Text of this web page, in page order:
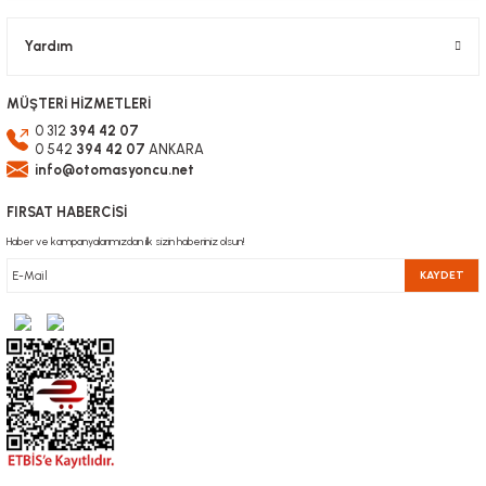
Yardım
MÜŞTERİ HİZMETLERİ
0 312 394 42 07
0 542 394 42 07 ANKARA
info@otomasyoncu.net
FIRSAT HABERCİSİ
Haber ve kampanyalarımızdan ilk sizin haberiniz olsun!
KAYDET